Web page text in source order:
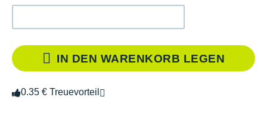
IN DEN WARENKORB LEGEN
0.35 € Treuevorteil